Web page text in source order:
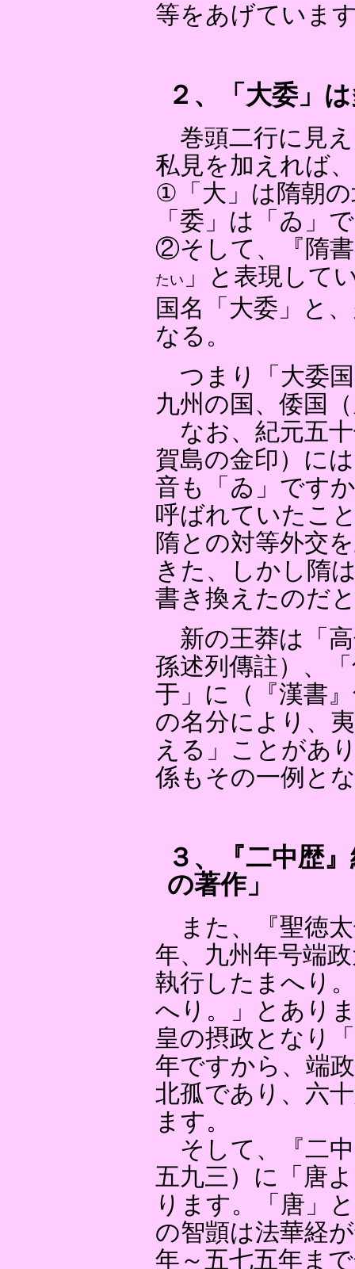
等をあげていま
２、「大委」
巻頭二行に見
私見を加えれば、
①「大」は隋朝
「委」は「ゐ」
②そして、『隋
たい 」と表現して
国名「大委」と
なる。
つまり「大委
九州の国、倭国
なお、紀元五
賀島の金印）に
音も「ゐ」です
呼ばれていたこ
隋との対等外交
きた、しかし隋
書き換えたのだ
新の王莽は「高
孫述列傳註）、
于」に（『漢書
の名分により、
える」ことがあ
係もその一例と
３、『二中歴
の著作」
また、『聖徳太
年、九州年号端
執行したまへり
へり。」とあり
皇の摂政となり
年ですから、端
北孤であり、六
ます。
そして、『二中
五九三）に「唐
ります。「唐」
の智顗は法華経
年～五七五年ま